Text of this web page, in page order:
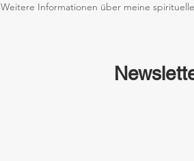
Weitere Informationen über meine